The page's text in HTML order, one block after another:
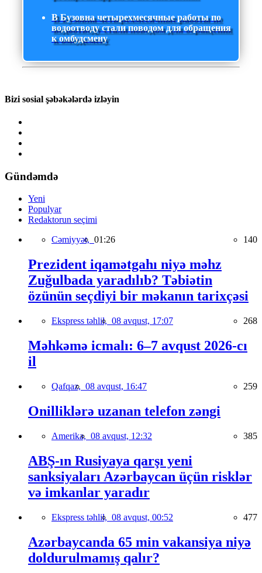
В Бузовна четырехмесячные работы по
водоотводу стали поводом для обращения
к омбудсмену
Bizi sosial şəbəkələrdə izləyin
Gündəmdə
Yeni
Populyar
Redaktorun seçimi
Cəmiyyət, 01:26 140
Prezident iqamətgahı niyə məhz
Zuğulbada yaradılıb? Təbiətin
özünün seçdiyi bir məkanın tarixçəsi
Ekspress təhlil, 08 avqust, 17:07 268
Məhkəmə icmalı: 6–7 avqust 2026-cı
il
Qafqaz, 08 avqust, 16:47 259
Onilliklərə uzanan telefon zəngi
Amerika, 08 avqust, 12:32 385
ABŞ-ın Rusiyaya qarşı yeni
sanksiyaları Azərbaycan üçün risklər
və imkanlar yaradır
Ekspress təhlil, 08 avqust, 00:52 477
Azərbaycanda 65 min vakansiya niyə
doldurulmamış qalır?